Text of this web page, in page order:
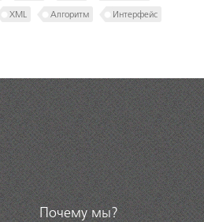
XML Алгоритм Интерфейс
Почему мы?